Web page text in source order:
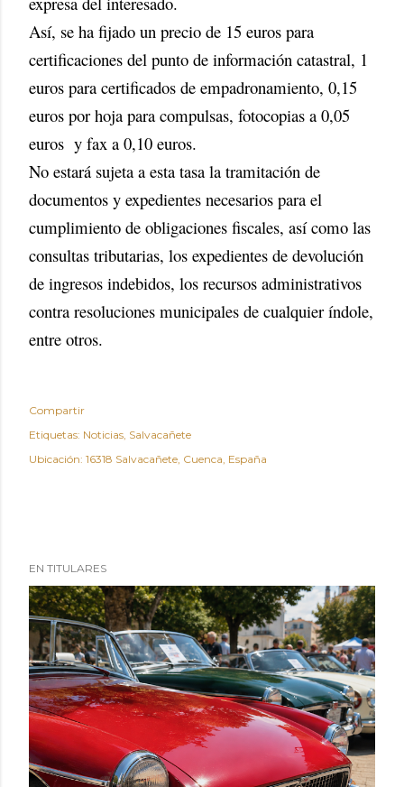
Así, se ha fijado un precio de 15 euros para
certificaciones del punto de información catastral, 1
euros para certificados de empadronamiento, 0,15
euros por hoja para compulsas, fotocopias a 0,05
euros y fax a 0,10 euros.
No estará sujeta a esta tasa la tramitación de
documentos y expedientes necesarios para el
cumplimiento de obligaciones fiscales, así como las
consultas tributarias, los expedientes de devolución
de ingresos indebidos, los recursos administrativos
contra resoluciones municipales de cualquier índole,
entre otros.
Compartir
Etiquetas: Noticias Salvacañete
Ubicación: 16318 Salvacañete, Cuenca, España
EN TITULARES